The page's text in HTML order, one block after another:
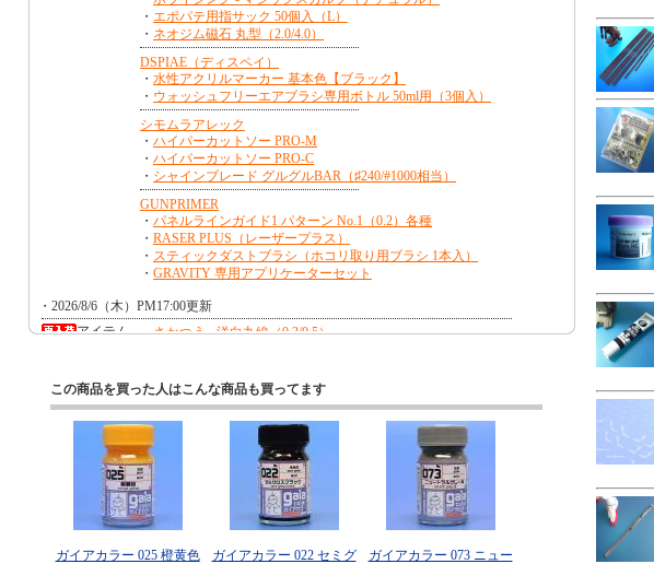
この商品を買った人はこんな商品も買ってます
ガイアカラー 025 橙黄色
ガイアカラー 022 セミグ
ガイアカラー 073 ニュー